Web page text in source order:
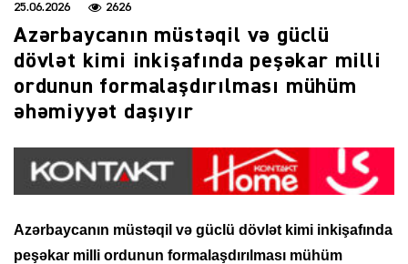
25.06.2026 2626
Azərbaycanın müstəqil və güclü
dövlət kimi inkişafında peşəkar milli
ordunun formalaşdırılması mühüm
əhəmiyyət daşıyır
Azərbaycanın müstəqil və güclü dövlət kimi inkişafında
peşəkar milli ordunun formalaşdırılması mühüm